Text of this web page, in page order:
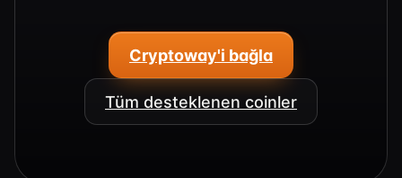
Cryptoway'i bağla
Tüm desteklenen coinler